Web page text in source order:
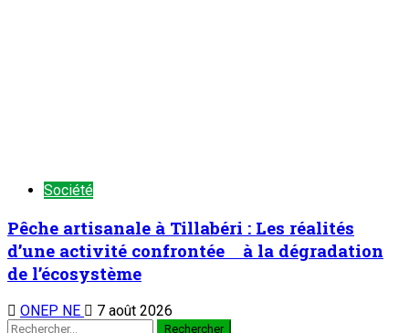
Société
Pêche artisanale à Tillabéri : Les réalités
d’une activité confrontée à la dégradation
de l’écosystème
ONEP NE 7 août 2026